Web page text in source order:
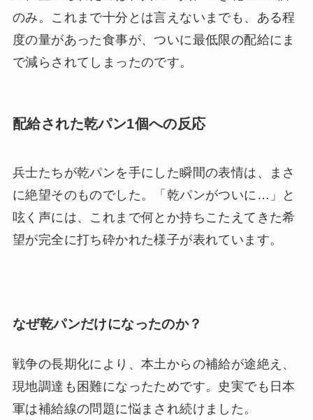
のみ。これまで十分とは言えないまでも、ある程
度の量があった食事が、ついに最低限の配給にま
で減らされてしまったのです。
配給された乾パン1個への反応
兵士たちが乾パンを手にした瞬間の表情は、まさ
に絶望そのものでした。「乾パンがついに…」と
呟く声には、これまで何とか持ちこたえてきた希
望が完全に打ち砕かれた様子が表れています。
なぜ乾パンだけになったのか？
戦争の長期化により、本土からの補給が途絶え、
現地調達も困難になったためです。史実でも日本
軍は補給線の問題に悩まされ続けました。